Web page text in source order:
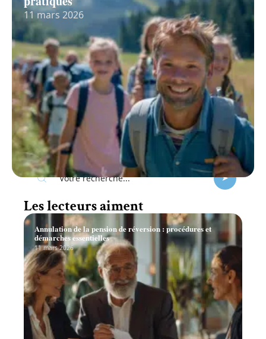
11 mars 2026
Recherche
Les lecteurs aiment
Annulation de la pension de réversion : procédures et
démarches essentielles
11 mars 2026